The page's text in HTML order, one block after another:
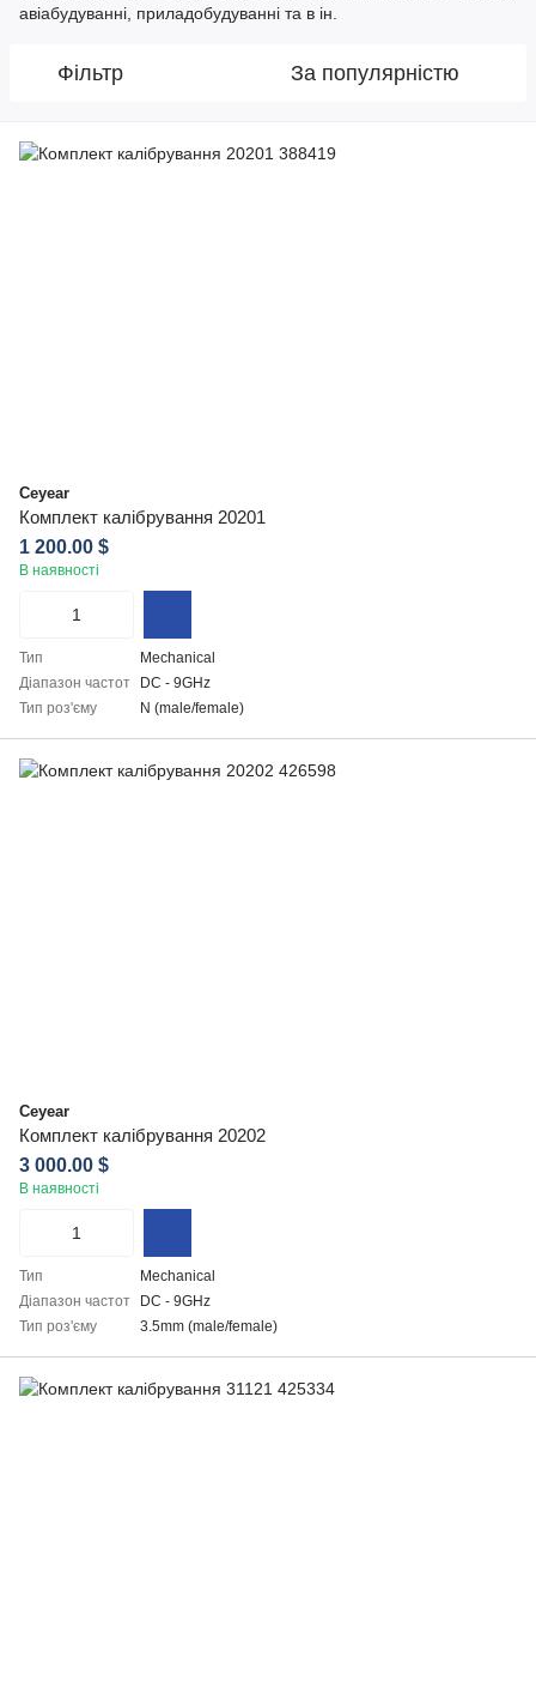
авіабудуванні, приладобудуванні та в ін.
Фільтр За популярністю
Ceyear
Комплект калібрування 20201
1 200.00 $
В наявності
Тип
Mechanical
Діапазон частот
DC - 9GHz
Тип роз'єму
N (male/female)
Ceyear
Комплект калібрування 20202
3 000.00 $
В наявності
Тип
Mechanical
Діапазон частот
DC - 9GHz
Тип роз'єму
3.5mm (male/female)